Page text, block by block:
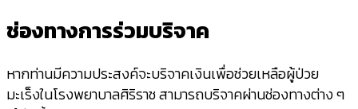
ช่องทางการร่วมบริจาค
หากท่านมีความประสงค์จะบริจาคเงินเพื่อช่วยเหลือผู้ป่วย
มะเร็งในโรงพยาบาลศิริราช สามารถบริจาคผ่านช่องทางต่าง ๆ